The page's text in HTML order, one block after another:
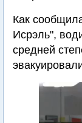
Как
Исрэль",
средней